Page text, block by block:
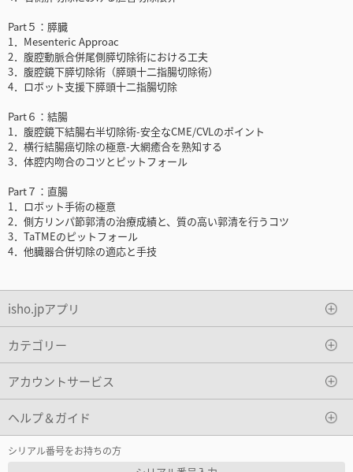
Part５：膵臓
1．Mesenteric Approac
2．腹腔動脈合併尾側膵切除術における工夫
3．腹腔鏡下膵切除術（膵頭十二指腸切除術）
4．ロボット支援下膵頭十二指腸切除
Part６：結腸
1．腹腔鏡下結腸右半切除術-安全なCME/CVLのポイント
2．横行結腸癌切除の極意-大網癒合を熟知する
3．体腔内吻合のコツとピットフォール
Part７：直腸
1．ロボット手術の極意
2．側方リンパ節郭清の治療成績と、質の高い郭清を行うコツ
3．TaTMEのピットフォール
4．他臓器合併切除の適応と手技
isho.jpアプリ
カテゴリー
アカウントサービス
ヘルプ＆ガイド
シリアル番号をお持ちの方